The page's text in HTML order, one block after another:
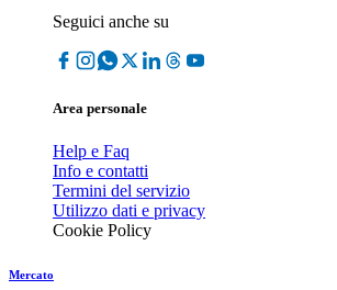
Seguici anche su
Area personale
Help e Faq
Info e contatti
Termini del servizio
Utilizzo dati e privacy
Cookie Policy
Mercato